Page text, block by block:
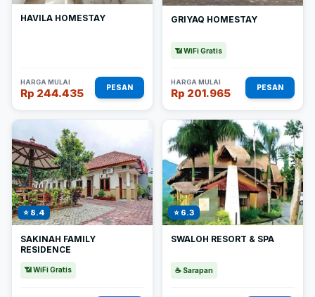
HAVILA HOMESTAY
HARGA MULAI
Rp 244.435 PESAN
GRIYAQ HOMESTAY
📶 WiFi Gratis
HARGA MULAI
Rp 201.965 PESAN
⭐ 8.4
SAKINAH FAMILY
RESIDENCE
📶 WiFi Gratis
⭐ 6.3
SWALOH RESORT & SPA
☕ Sarapan